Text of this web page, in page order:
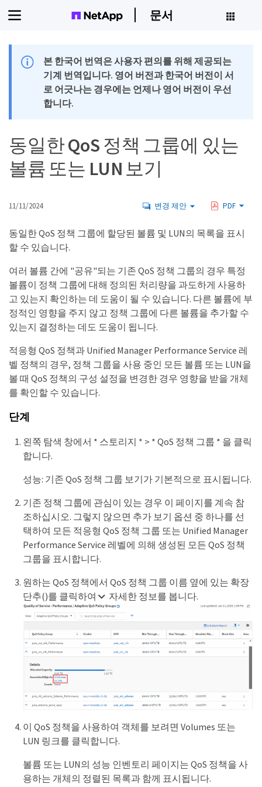
문서
본 한국어 번역은 사용자 편의를 위해 제공되는
기계 번역입니다. 영어 버전과 한국어 버전이 서
로 어긋나는 경우에는 언제나 영어 버전이 우선
합니다.
동일한 QoS 정책 그룹에 있는
볼륨 또는 LUN 보기
11/11/2024 변경 제안 PDF
동일한 QoS 정책 그룹에 할당된 볼륨 및 LUN의 목록을 표시
할 수 있습니다.
여러 볼륨 간에 "공유"되는 기존 QoS 정책 그룹의 경우 특정
볼륨이 정책 그룹에 대해 정의된 처리량을 과도하게 사용하
고 있는지 확인하는 데 도움이 될 수 있습니다. 다른 볼륨에 부
정적인 영향을 주지 않고 정책 그룹에 다른 볼륨을 추가할 수
있는지 결정하는 데도 도움이 됩니다.
적응형 QoS 정책과 Unified Manager Performance Service 레
벨 정책의 경우, 정책 그룹을 사용 중인 모든 볼륨 또는 LUN을
볼 때 QoS 정책의 구성 설정을 변경한 경우 영향을 받을 개체
를 확인할 수 있습니다.
단계
왼쪽 탐색 창에서 * 스토리지 * > * QoS 정책 그룹 * 을 클릭
합니다.
성능: 기존 QoS 정책 그룹 보기가 기본적으로 표시됩니다.
기존 정책 그룹에 관심이 있는 경우 이 페이지를 계속 참
조하십시오. 그렇지 않으면 추가 보기 옵션 중 하나를 선
택하여 모든 적응형 QoS 정책 그룹 또는 Unified Manager
Performance Service 레벨에 의해 생성된 모든 QoS 정책
그룹을 표시합니다.
원하는 QoS 정책에서 QoS 정책 그룹 이름 옆에 있는 확장
단추()를 클릭하여
자세한 정보를 봅니다.
이 QoS 정책을 사용하여 객체를 보려면 Volumes 또는
LUN 링크를 클릭합니다.
볼륨 또는 LUN의 성능 인벤토리 페이지는 QoS 정책을 사
용하는 개체의 정렬된 목록과 함께 표시됩니다.